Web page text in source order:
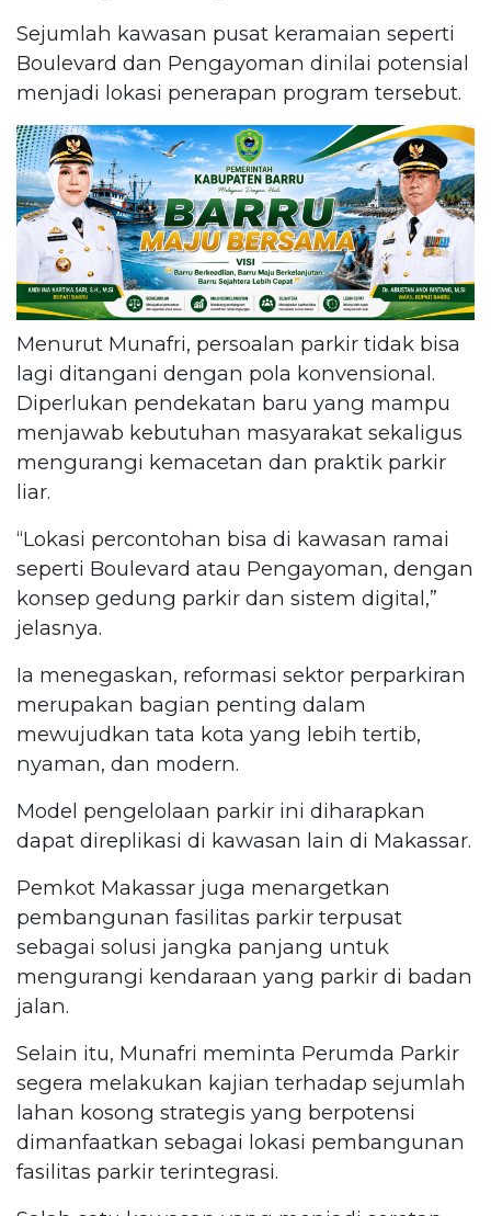
Sejumlah kawasan pusat keramaian seperti
Boulevard dan Pengayoman dinilai potensial
menjadi lokasi penerapan program tersebut.
Menurut Munafri, persoalan parkir tidak bisa
lagi ditangani dengan pola konvensional.
Diperlukan pendekatan baru yang mampu
menjawab kebutuhan masyarakat sekaligus
mengurangi kemacetan dan praktik parkir
liar.
“Lokasi percontohan bisa di kawasan ramai
seperti Boulevard atau Pengayoman, dengan
konsep gedung parkir dan sistem digital,”
jelasnya.
Ia menegaskan, reformasi sektor perparkiran
merupakan bagian penting dalam
mewujudkan tata kota yang lebih tertib,
nyaman, dan modern.
Model pengelolaan parkir ini diharapkan
dapat direplikasi di kawasan lain di Makassar.
Pemkot Makassar juga menargetkan
pembangunan fasilitas parkir terpusat
sebagai solusi jangka panjang untuk
mengurangi kendaraan yang parkir di badan
jalan.
Selain itu, Munafri meminta Perumda Parkir
segera melakukan kajian terhadap sejumlah
lahan kosong strategis yang berpotensi
dimanfaatkan sebagai lokasi pembangunan
fasilitas parkir terintegrasi.